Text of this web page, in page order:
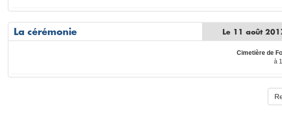
La cérémonie Le 11 août
Cimetière de
à